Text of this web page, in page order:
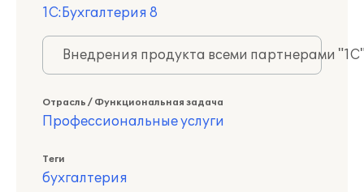
1С:Бухгалтерия 8
Внедрения продукта всеми партнерами
Отрасль / Функциональная задача
Профессиональные услуги
Теги
бухгалтерия